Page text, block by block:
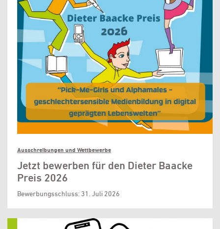
Ausschreibungen und Wettbewerbe
Jetzt bewerben für den Dieter Baacke
Preis 2026
Bewerbungsschluss: 31. Juli 2026